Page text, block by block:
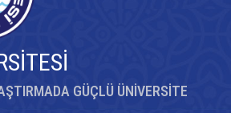
GÜÇLÜ ÜNİVERSİTE